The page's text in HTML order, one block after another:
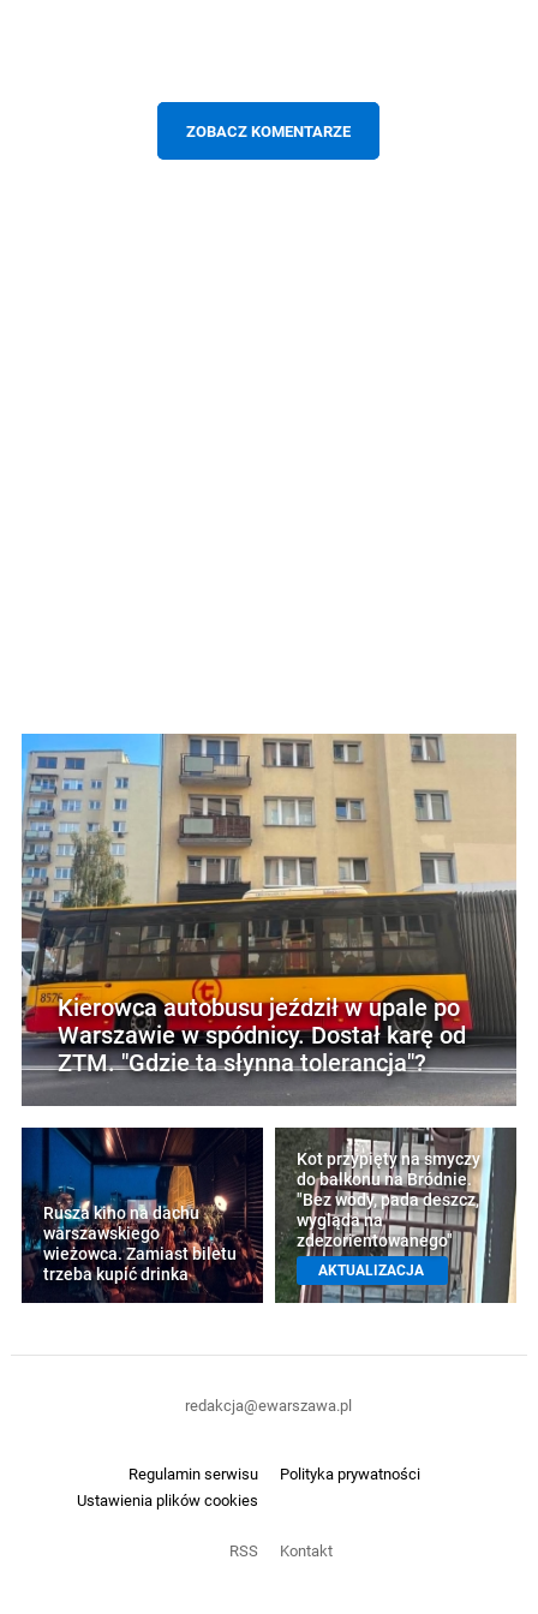
ZOBACZ KOMENTARZE
Kierowca autobusu jeździł w upale po
Warszawie w spódnicy. Dostał karę od
ZTM. "Gdzie ta słynna tolerancja"?
Rusza kino na dachu
warszawskiego
wieżowca. Zamiast biletu
trzeba kupić drinka
Kot przypięty na smyczy
do balkonu na Bródnie.
"Bez wody, pada deszcz,
wygląda na
zdezorientowanego"
AKTUALIZACJA
Regulamin serwisu
Polityka prywatności
Ustawienia plików cookies
RSS Kontakt
redakcja@ewarszawa.pl